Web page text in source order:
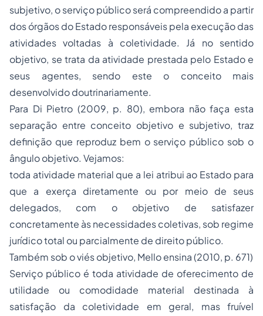
subjetivo, o serviço público será compreendido a partir
dos órgãos do Estado responsáveis pela execução das
atividades voltadas à coletividade. Já no sentido
objetivo, se trata da atividade prestada pelo Estado e
seus agentes, sendo este o conceito mais
desenvolvido doutrinariamente.
Para Di Pietro (2009, p. 80), embora não faça esta
separação entre conceito objetivo e subjetivo, traz
definição que reproduz bem o serviço público sob o
ângulo objetivo. Vejamos:
toda atividade material que a lei atribui ao Estado para
que a exerça diretamente ou por meio de seus
delegados, com o objetivo de satisfazer
concretamente às necessidades coletivas, sob regime
jurídico total ou parcialmente de direito público.
Também sob o viés objetivo, Mello ensina (2010, p. 671)
Serviço público é toda atividade de oferecimento de
utilidade ou comodidade material destinada à
satisfação da coletividade em geral, mas fruível